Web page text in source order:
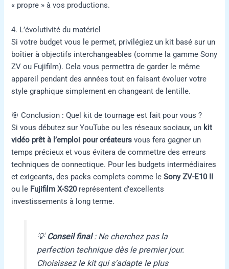
« propre » à vos productions.
4. L’évolutivité du matériel
Si votre budget vous le permet, privilégiez un kit basé sur un
boîtier à objectifs interchangeables (comme la gamme Sony
ZV ou Fujifilm). Cela vous permettra de garder le même
appareil pendant des années tout en faisant évoluer votre
style graphique simplement en changeant de lentille.
🎯 Conclusion : Quel kit de tournage est fait pour vous ?
Si vous débutez sur YouTube ou les réseaux sociaux, un kit
vidéo prêt à l’emploi pour créateurs vous fera gagner un
temps précieux et vous évitera de commettre des erreurs
techniques de connectique. Pour les budgets intermédiaires
et exigeants, des packs complets comme leSony ZV-E10 II
ou le Fujifilm X-S20représentent d’excellents
investissements à long terme.
💡Conseil final: Ne cherchez pas la
perfection technique dès le premier jour.
Choisissez le kit qui s’adapte le plus